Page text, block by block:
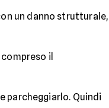
un danno strutturale,
il
parcheggiarlo. Quindi